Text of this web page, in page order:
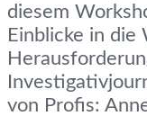
diesem
Einblicke in die
von Profis: